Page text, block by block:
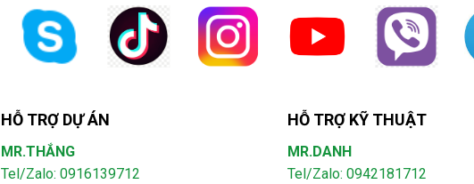
HỖ TRỢ DỰ ÁN
MR.THẮNG
Tel/Zalo: 0916139712
HỖ TRỢ KỸ THUẬT
MR.DANH
Tel/Zalo: 0942181712